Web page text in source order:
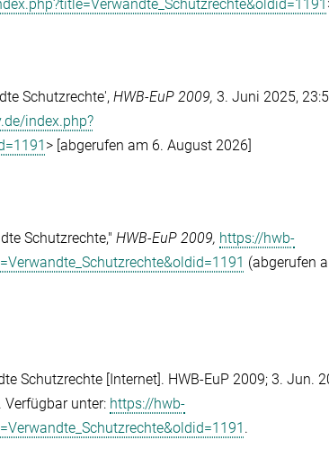
Schutzrechte', HWB-EuP 2009, 3. Juni 2025,
index.php?
> [abgerufen am 6. August 2026]
Schutzrechte," HWB-EuP 2009, https://hwb-
(abgerufen
Schutzrechte [Internet]. HWB-EuP 2009; 3. Jun.
Verfügbar unter: https://hwb-
.